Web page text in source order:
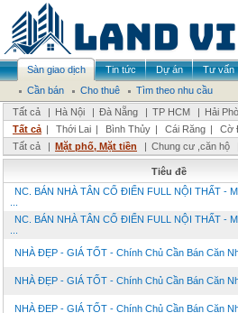
Sàn giao dịch Tin tức Dự án Tư vấn
Cần bán
Cho thuê
Tìm theo nhu cầu
Tất cả
| Hà Nội | Đà Nẵng | TP HCM | Hải
Tất cả | Thới Lai | Bình Thủy | Cái Răng | Cờ
Tất cả
| Mặt phố, Mặt tiền | Chung cư ,căn hộ
Tiêu đề
NC. BÁN NHÀ TÂN CỔ ĐIỂN FULL NỘI THẤT -
NC. BÁN NHÀ TÂN CỔ ĐIỂN FULL NỘI THẤT -
NHÀ ĐẸP - GIÁ TỐT - Chính Chủ Cần Bán Căn
NHÀ ĐẸP - GIÁ TỐT - Chính Chủ Cần Bán Căn
NHÀ ĐẸP - GIÁ TỐT - Chính Chủ Cần Bán Căn